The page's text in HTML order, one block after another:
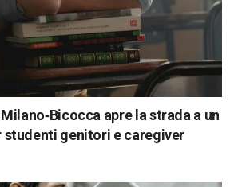
apre la strada a un
studenti genitori e caregiver